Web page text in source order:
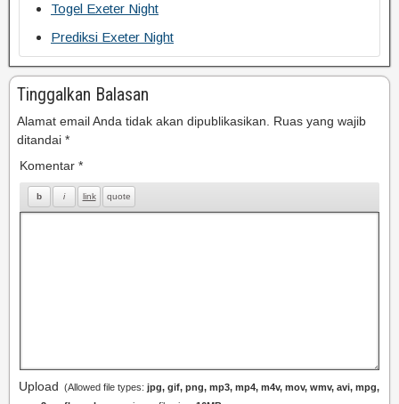
Togel Exeter Night
Prediksi Exeter Night
Tinggalkan Balasan
Alamat email Anda tidak akan dipublikasikan.
Ruas yang wajib
ditandai *
Komentar *
Upload (Allowed file types: jpg, gif, png, mp3, mp4, m4v, mov, wmv, avi, mpg,